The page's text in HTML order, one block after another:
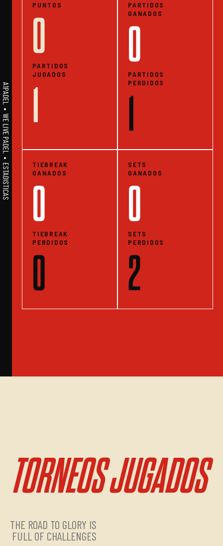
A1PADEL • WE LIVE PADEL • ESTADISTICAS
PUNTOS
0
PARTIDOS
JUGADOS
1
PARTIDOS
GANADOS
0
PARTIDOS
PERDIDOS
1
TIEBREAK
GANADOS
0
TIEBREAK
PERDIDOS
0
SETS
GANADOS
0
SETS
PERDIDOS
2
TORNEOS JUGADOS
THE ROAD TO GLORY IS
FULL OF CHALLENGES